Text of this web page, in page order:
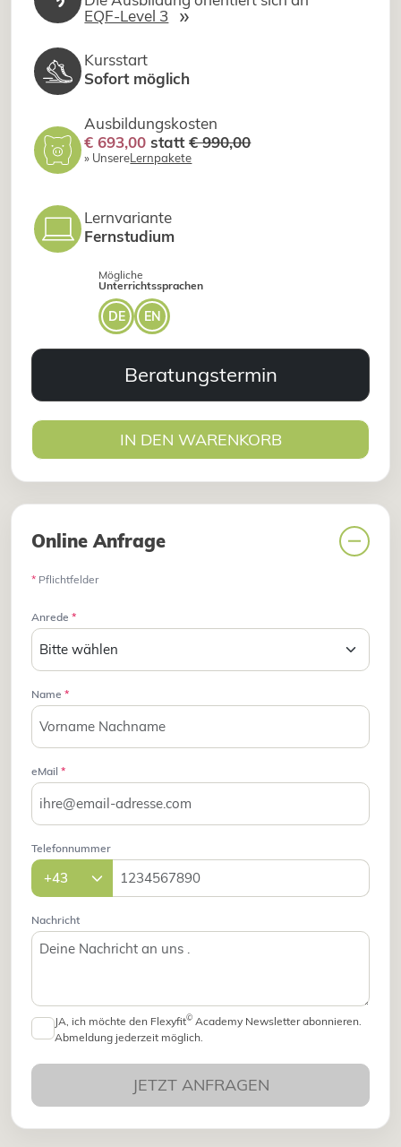
EQF-Level 3
»
Kursstart
Sofort möglich
Ausbildungskosten
€ 693,00 statt€ 990,00
» UnsereLernpakete
Lernvariante
Fernstudium
Mögliche
Unterrichtssprachen
DE EN
Beratungstermin
IN DEN WARENKORB
Online Anfrage
* Pflichtfelder
Anrede*
Name*
eMail*
Telefonnummer
Nachricht
JA, ich möchte den Flexyfit©Academy Newsletter abonnieren.
Abmeldung jederzeit möglich.
JETZT ANFRAGEN